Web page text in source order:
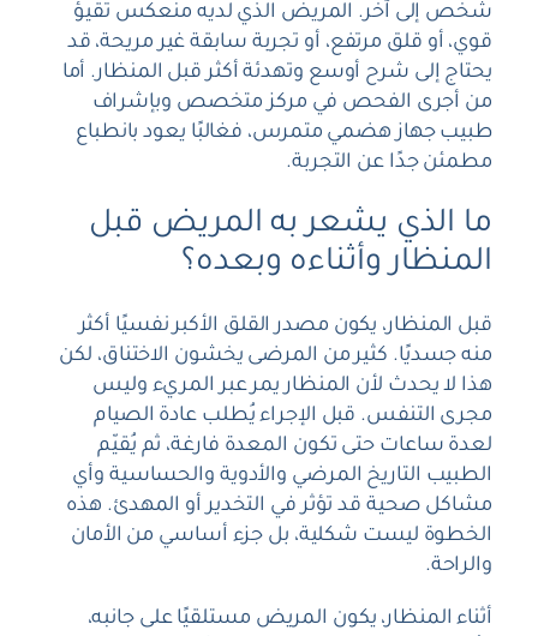
شخص إلى آخر. المريض الذي لديه منعكس تقيؤ
قوي، أو قلق مرتفع، أو تجربة سابقة غير مريحة، قد
يحتاج إلى شرح أوسع وتهدئة أكثر قبل المنظار. أما
من أجرى الفحص في مركز متخصص وبإشراف
طبيب جهاز هضمي متمرس، فغالبًا يعود بانطباع
مطمئن جدًا عن التجربة.
ما الذي يشعر به المريض قبل
المنظار وأثناءه وبعده؟
قبل المنظار، يكون مصدر القلق الأكبر نفسيًا أكثر
منه جسديًا. كثير من المرضى يخشون الاختناق، لكن
هذا لا يحدث لأن المنظار يمر عبر المريء وليس
مجرى التنفس. قبل الإجراء يُطلب عادة الصيام
لعدة ساعات حتى تكون المعدة فارغة، ثم يُقيّم
الطبيب التاريخ المرضي والأدوية والحساسية وأي
مشاكل صحية قد تؤثر في التخدير أو المهدئ. هذه
الخطوة ليست شكلية، بل جزء أساسي من الأمان
والراحة.
أثناء المنظار، يكون المريض مستلقيًا على جانبه،